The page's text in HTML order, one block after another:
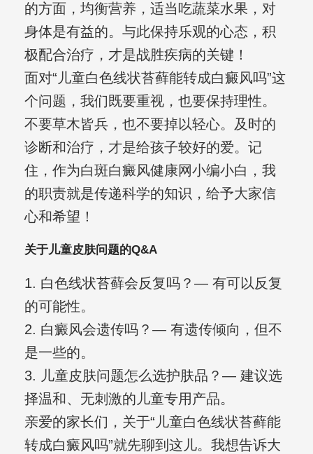
的方面，均衡营养，适当吃蔬菜水果，对
身体是有益的。与此保持乐观的心态，积
极配合治疗，才是战胜疾病的关键！
面对“儿童白色线状苔藓能转成白癜风吗”这
个问题，我们既要重视，也要保持理性。
不要草木皆兵，也不要掉以轻心。及时的
诊断和治疗，才是给孩子较好的爱。记
住，作为白斑白癜风健康网小编小白，我
的职责就是传递科学的知识，给予大家信
心和希望！
关于儿童皮肤问题的Q&A
1. 白色线状苔藓会反复吗？— 有可以反复
的可能性。
2. 白癜风会遗传吗？— 有遗传倾向，但不
是一些的。
3. 儿童皮肤问题怎么选护肤品？— 建议选
择温和、无刺激的儿童专用产品。
亲爱的家长们，关于“儿童白色线状苔藓能
转成白癜风吗”就先聊到这儿。我想告诉大